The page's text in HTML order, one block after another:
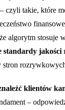
czyli takie, które
algorytm stosuje
standardy jakości
klientów
–